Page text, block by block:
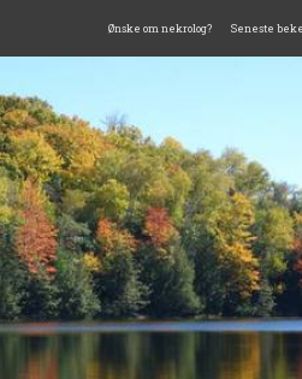
Ønske om nekrolog? Seneste